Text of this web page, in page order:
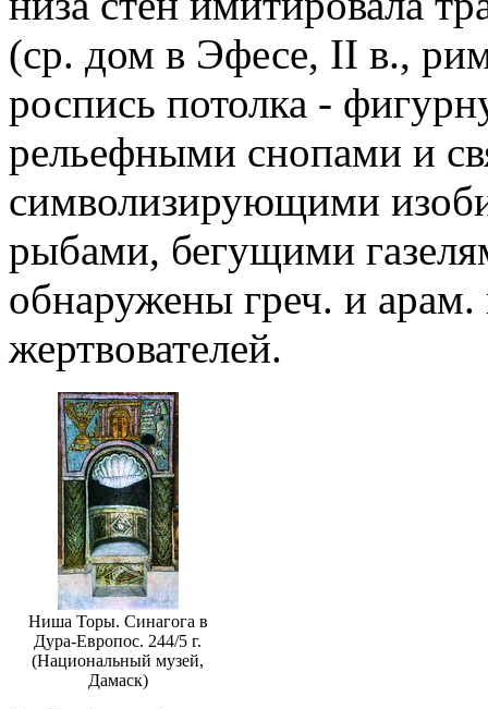
(ср. дом в Эфесе, II в.,
роспись потолка -
рельефными снопами и
символизирующими
рыбами, бегущими
обнаружены греч. и
жертвователей.
Ниша Торы. Синагога в
Дура-Европос. 244/5 г.
(Национальный музей,
Дамаск)